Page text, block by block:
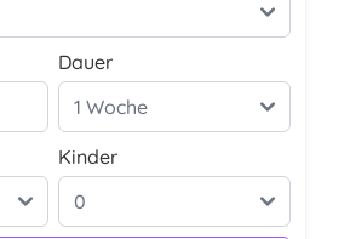
Dauer
Kinder